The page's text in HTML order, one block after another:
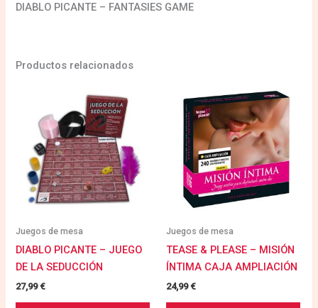
DIABLO PICANTE – FANTASIES GAME
Productos relacionados
Juegos de mesa
DIABLO PICANTE – JUEGO
DE LA SEDUCCIÓN
27,99€
Juegos de mesa
TEASE & PLEASE – MISIÓN
ÍNTIMA CAJA AMPLIACIÓN
24,99€